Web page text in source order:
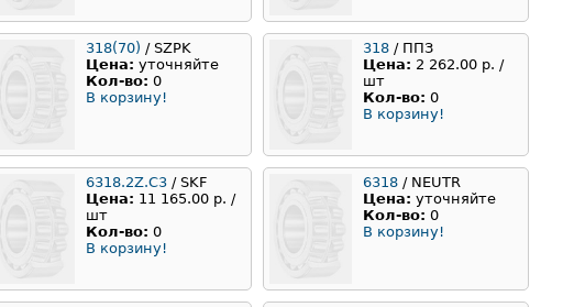
318(70) / SZPK
Цена: уточняйте
Кол-во: 0
В корзину!
318 / ППЗ
Цена: 2 262.00 р. /
шт
Кол-во: 0
В корзину!
6318.2Z.C3 / SKF
Цена: 11 165.00 р. /
шт
Кол-во: 0
В корзину!
6318 / NEUTR
Цена: уточняйте
Кол-во: 0
В корзину!